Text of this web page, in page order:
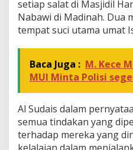
t
M
s
j
d
N
a
w
i
setiap salat di Masjidil
Nabawi di Madinah. Dua
tempat suci utama umat
Baca Juga : M. Kece
MUI Minta Polisi
Al Sudais dalam
semua tindakan yang
terhadap mereka yang